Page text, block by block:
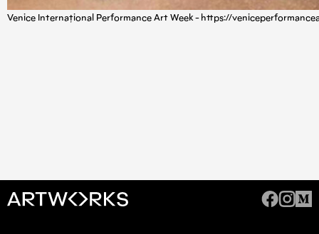
Venice Internațional Performance Art Week - https://